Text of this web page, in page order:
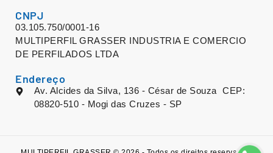
CNPJ
03.105.750/0001-16
MULTIPERFIL GRASSER INDUSTRIA E COMERCIO
DE PERFILADOS LTDA
Endereço
Av. Alcides da Silva, 136 - César de Souza CEP:
08820-510 - Mogi das Cruzes - SP